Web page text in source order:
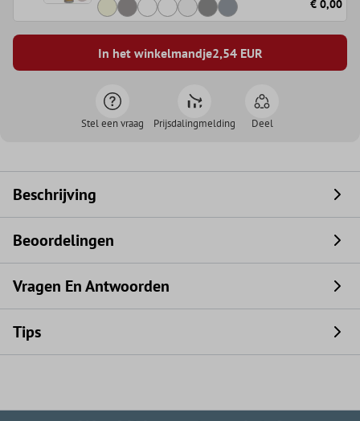
€ 0,00
In het winkelmandje2,54EUR
Stel een vraag Prijsdalingmelding Deel
Beschrijving
Beoordelingen
Vragen En Antwoorden
Tips